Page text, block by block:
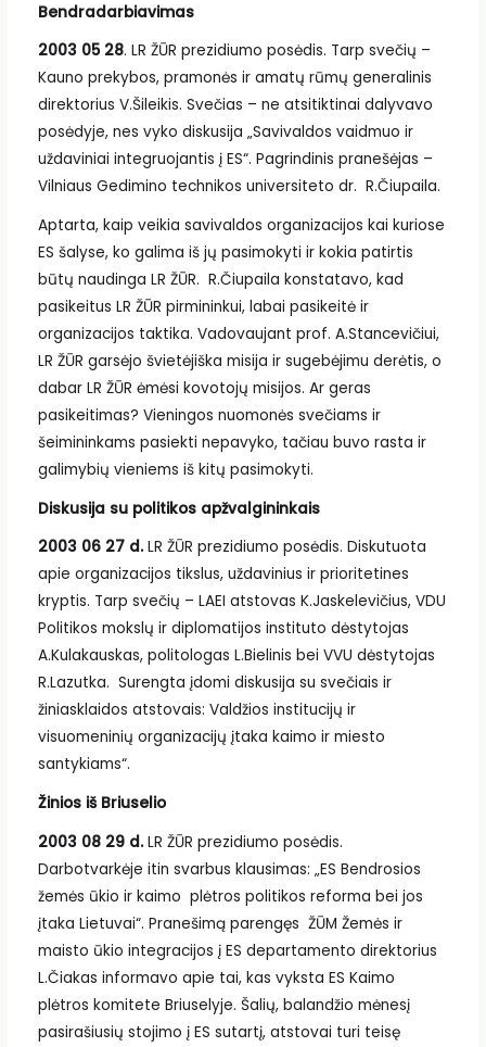
Bendradarbiavimas
2003 05 28. LR ŽŪR prezidiumo posėdis. Tarp svečių –
Kauno prekybos, pramonės ir amatų rūmų generalinis
direktorius V.Šileikis. Svečias – ne atsitiktinai dalyvavo
posėdyje, nes vyko diskusija „Savivaldos vaidmuo ir
uždaviniai integruojantis į ES“. Pagrindinis pranešėjas –
Vilniaus Gedimino technikos universiteto dr. R.Čiupaila.
Aptarta, kaip veikia savivaldos organizacijos kai kuriose
ES šalyse, ko galima iš jų pasimokyti ir kokia patirtis
būtų naudinga LR ŽŪR. R.Čiupaila konstatavo, kad
pasikeitus LR ŽŪR pirmininkui, labai pasikeitė ir
organizacijos taktika. Vadovaujant prof. A.Stancevičiui,
LR ŽŪR garsėjo švietėjiška misija ir sugebėjimu derėtis, o
dabar LR ŽŪR ėmėsi kovotojų misijos. Ar geras
pasikeitimas? Vieningos nuomonės svečiams ir
šeimininkams pasiekti nepavyko, tačiau buvo rasta ir
galimybių vieniems iš kitų pasimokyti.
Diskusija su politikos apžvalgininkais
2003 06 27 d.LR ŽŪR prezidiumo posėdis. Diskutuota
apie organizacijos tikslus, uždavinius ir prioritetines
kryptis. Tarp svečių – LAEI atstovas K.Jaskelevičius, VDU
Politikos mokslų ir diplomatijos instituto dėstytojas
A.Kulakauskas, politologas L.Bielinis bei VVU dėstytojas
R.Lazutka. Surengta įdomi diskusija su svečiais ir
žiniasklaidos atstovais: Valdžios institucijų ir
visuomeninių organizacijų įtaka kaimo ir miesto
santykiams“.
Žinios iš Briuselio
2003 08 29 d.LR ŽŪR prezidiumo posėdis.
Darbotvarkėje itin svarbus klausimas: „ES Bendrosios
žemės ūkio ir kaimo plėtros politikos reforma bei jos
įtaka Lietuvai“. Pranešimą parengęs ŽŪM Žemės ir
maisto ūkio integracijos į ES departamento direktorius
L.Čiakas informavo apie tai, kas vyksta ES Kaimo
plėtros komitete Briuselyje. Šalių, balandžio mėnesį
pasirašiusių stojimo į ES sutartį, atstovai turi teisę